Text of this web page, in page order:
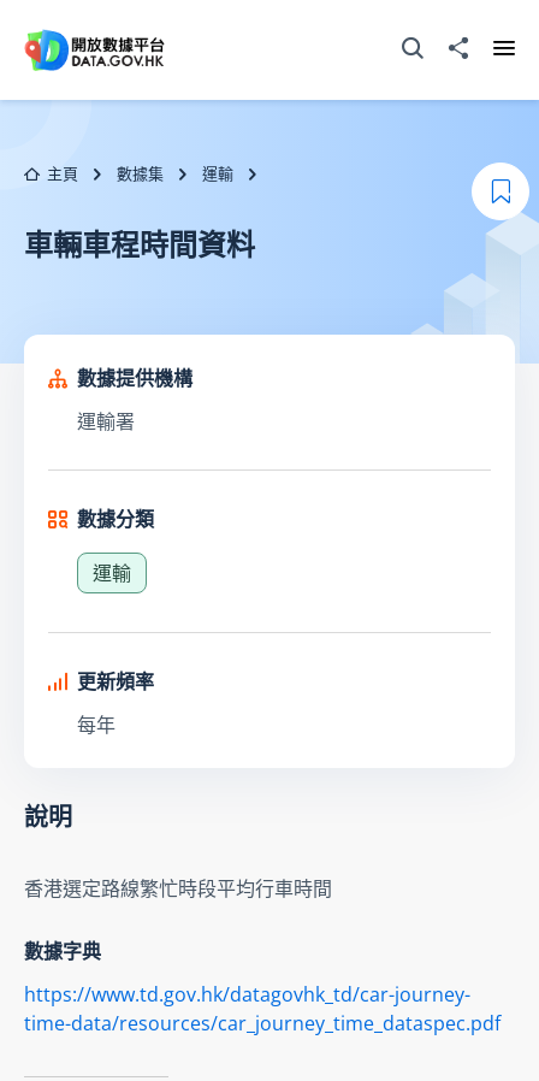
打開搜尋器分享至
主頁 數據集 運輸
車輛車程時間資料
加
數據提供機構
運輸署
數據分類
運輸
更新頻率
每年
說明
香港選定路線繁忙時段平均行車時間
數據字典
https://www.td.gov.hk/datagovhk_td/car-journey-
time-data/resources/car_journey_time_dataspec.pdf